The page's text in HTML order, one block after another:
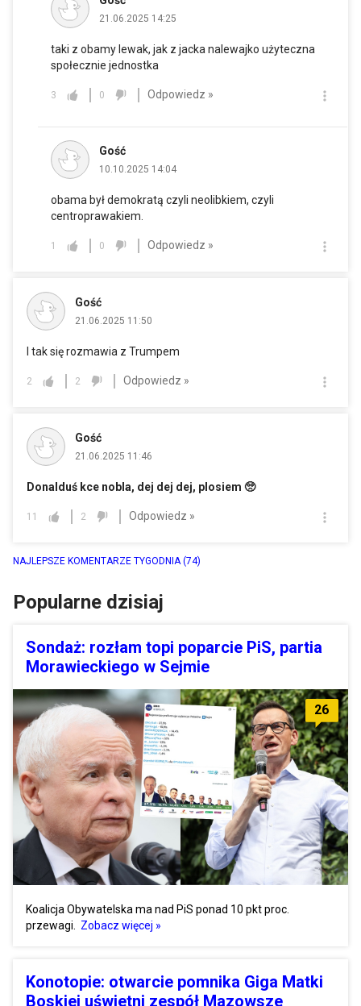
21.06.2025 14:25
taki z obamy lewak, jak z jacka nalewajko użyteczna
społecznie jednostka
3 0 Odpowiedz »
Gość
10.10.2025 14:04
obama był demokratą czyli neolibkiem, czyli
centroprawakiem.
1 0 Odpowiedz »
Gość
21.06.2025 11:50
I tak się rozmawia z Trumpem
2 2 Odpowiedz »
Gość
21.06.2025 11:46
Donalduś kce nobla, dej dej dej, plosiem 🥺
11 2 Odpowiedz »
NAJLEPSZE KOMENTARZE TYGODNIA(74)
Popularne dzisiaj
Sondaż: rozłam topi poparcie PiS, partia
Morawieckiego w Sejmie
26
Koalicja Obywatelska ma nad PiS ponad 10 pkt proc.
przewagi.
Zobacz więcej »
Konotopie: otwarcie pomnika Giga Matki
Boskiej uświetni zespół Mazowsze